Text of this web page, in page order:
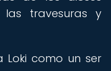
las travesuras y
Loki como un ser